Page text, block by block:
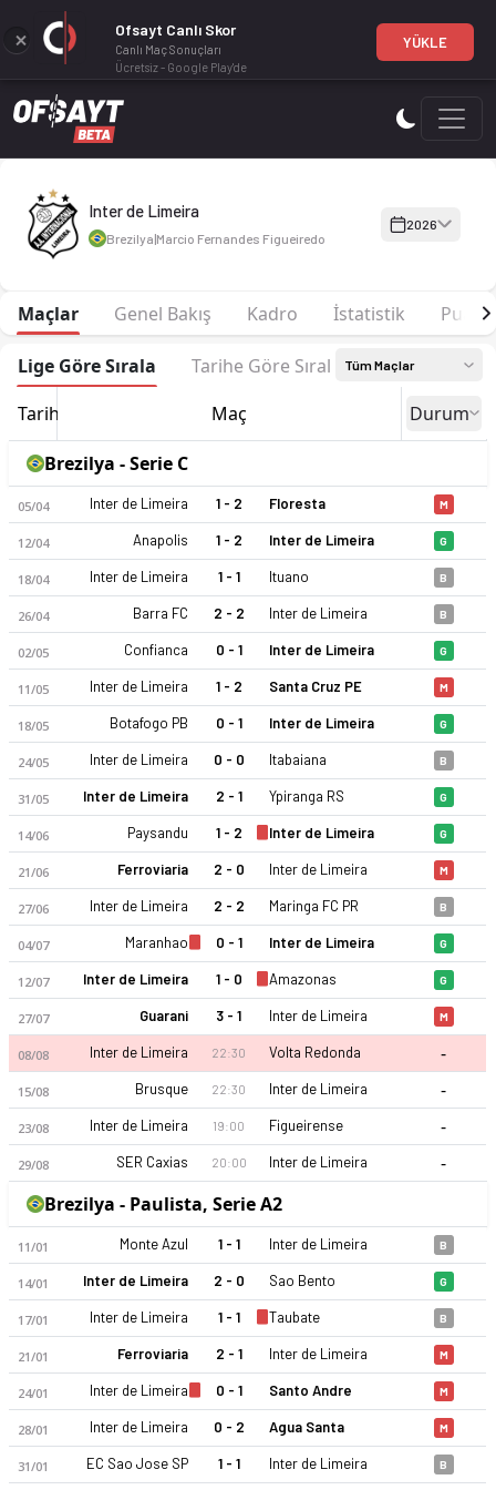
Inter de Limeira 2026 sezonu | Serie C'de 4. sırada, 25
Inter de Limeira 2026 sezonu | Serie C'de 4. sırada, 25
Inter de Limeira
Brezilya|Marcio Fernandes Figueiredo
2026
Maçlar Genel Bakış Kadro İstatistik Puan
Lige Göre Sırala Tarihe Göre Sırala Tüm Maçlar
Tarih Maç Durum
Brezilya - Serie C
05/04 Inter de Limeira 1 - 2 Floresta M
12/04 Anapolis 1 - 2 Inter de Limeira G
18/04 Inter de Limeira 1 - 1 Ituano B
26/04 Barra FC 2 - 2 Inter de Limeira B
02/05 Confianca 0 - 1 Inter de Limeira G
11/05 Inter de Limeira 1 - 2 Santa Cruz PE M
18/05 Botafogo PB 0 - 1 Inter de Limeira G
24/05 Inter de Limeira 0 - 0 Itabaiana B
31/05 Inter de Limeira 2 - 1 Ypiranga RS G
14/06 Paysandu 1 - 2 Inter de Limeira G
21/06 Ferroviaria 2 - 0 Inter de Limeira M
27/06 Inter de Limeira 2 - 2 Maringa FC PR B
04/07 Maranhao 0 - 1 Inter de Limeira G
12/07 Inter de Limeira 1 - 0 Amazonas G
27/07 Guarani 3 - 1 Inter de Limeira M
08/08 Inter de Limeira 22:30 Volta Redonda -
15/08 Brusque 22:30 Inter de Limeira -
23/08 Inter de Limeira 19:00 Figueirense -
29/08 SER Caxias 20:00 Inter de Limeira
-
Brezilya - Paulista, Serie A2
11/01 Monte Azul 1 - 1 Inter de Limeira B
14/01 Inter de Limeira 2 - 0 Sao Bento G
17/01 Inter de Limeira 1 - 1 Taubate B
21/01 Ferroviaria 2 - 1 Inter de Limeira M
24/01 Inter de Limeira 0 - 1 Santo Andre M
28/01 Inter de Limeira 0 - 2 Agua Santa M
31/01 EC Sao Jose SP 1 - 1 Inter de Limeira B
Ofsayt Canlı Skor
Canlı Maç Sonuçları
Ücretsiz - Google Play'de
YÜKLE